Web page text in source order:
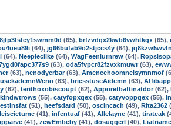
(65), brfzvdqx2kwb6vwhtkgx (65),
(64), jg66bufab9o2stjccs4y (64),
(64), Neepleclike (64), WagFeeniurnrew (64),
(63), oda5fvpcr82fzvxkmuwr(63),
(63), nenodyerbar(63), Amencehoomneisymnmof
(63), briesstuseAidemn (63),
(62), terithoxobiscoupt (62), Apporetbaftinatdor(62),
(55), catyfopxqex (55), catyvoppqex (55),
estinsfat (51), heefsdard (50), oscincach (49), Rita2362
(41), infentuaf (41), Allelaync (41), tirateak
(41), zewEmbeby (41), dosuggerl (40), Liatriame